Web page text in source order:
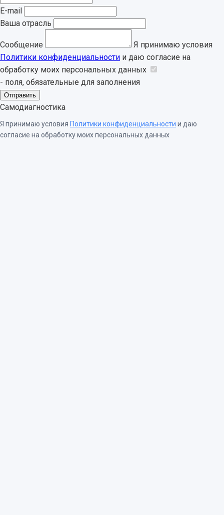
E-mail
Ваша отрасль
Сообщение
Я принимаю условия
Политики конфиденциальности и даю согласие на
обработку моих персональных данных
- поля, обязательные для заполнения
Отправить
Самодиагностика
Я принимаю условия Политики конфиденциальности и даю
согласие на обработку моих персональных данных